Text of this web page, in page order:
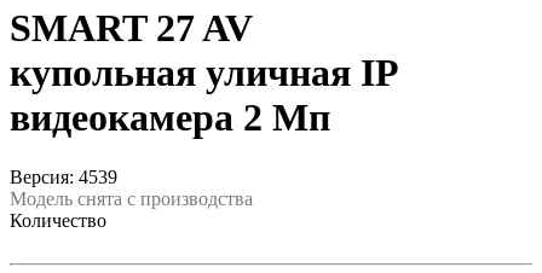
SMART 27 AV
купольная уличная IP
видеокамера 2 Мп
Версия: 4539
Модель снята с производства
Количество